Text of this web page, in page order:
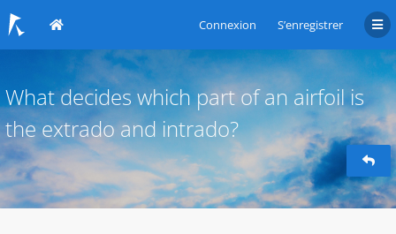
Connexion S’enregistrer
What decides which part of an airfoil is
the extrado and intrado?